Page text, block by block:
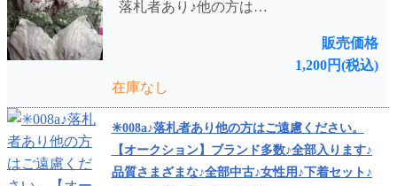
落札者あり♪他の方は…
販売価格
1,200円(税込)
在庫なし
✳︎008a♪落札者あり他の方はご遠慮ください。
【オークション】ブランド多数♪全部入ります♪
品質さまざまな♪全部中古♪女性用♪下着セット♪